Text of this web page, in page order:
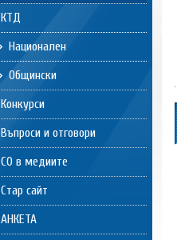
КТД
Национален
Общински
Конкурси
Въпроси и отговори
СО в медиите
Стар сайт
АНКЕТА